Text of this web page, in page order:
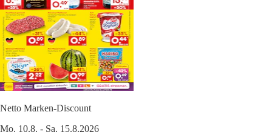
Netto Marken-Discount
Mo. 10.8. - Sa. 15.8.2026